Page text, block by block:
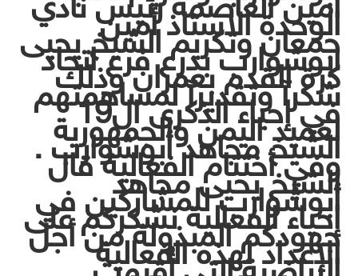
الوحدة الاستاذ أمين
جمعان وتكريم الشيخ يحيى
ابوشوارب بدرع فرع اتحاد
كرة القدم بعمران وذلك
شكرآ وتقديرآ لمساهمتهم
في إحياء الذكرى ال19
لعميد اليمن والجمهورية
الشيخ مجاهد أبوشوارب .
وفي أختتام الفعالية قال
الشيخ يحيى مجاهد
أبوشوارب للمشاركين في
إحياء الفعاليةنشكركم على
جهودكم المبذولة من أجل
الإعداد لهذه الفعالية